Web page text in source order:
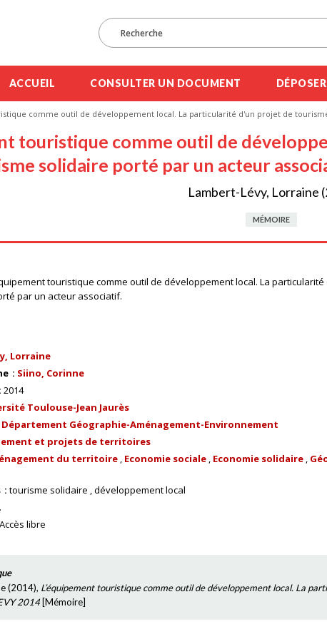
ACCUEIL CONSULTER UN DOCUMENT
comme outil de développement local. La particularité d'un projet de
touristique comme outil de
solidaire porté par un acteur
Lambert-Lévy, Lorraine
MÉMOIRE
touristique comme outil de développement local. La
par un acteur associatif.
Lorraine
Siino, Corinne
2014
Toulouse-Jean Jaurès
Département Géographie-Aménagement-Environnement
et projets de territoires
du territoire Economie sociale Economie solidaire
tourisme solidaire développement local
.
Accès libre
(2014), L’équipement touristique comme outil de développement local. La
2014 [Mémoire]